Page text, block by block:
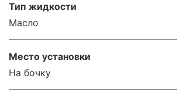
Тип жидкости
Масло
Место установки
На бочку